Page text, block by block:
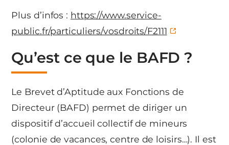
Plus d’infos : https://www.service-
public.fr/particuliers/vosdroits/F2111
Qu’est ce que le BAFD ?
Le Brevet d’Aptitude aux Fonctions de
Directeur (BAFD) permet de diriger un
dispositif d’accueil collectif de mineurs
(colonie de vacances, centre de loisirs…). Il est